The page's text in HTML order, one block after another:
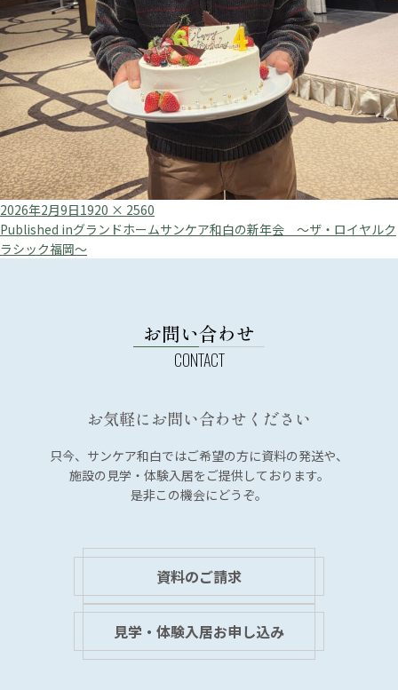
Posted
on
2026年2月9日Full
size
1920 × 2560
投
稿
Published inグランドホームサンケア和白の新年会 ～ザ・ロイヤルク
ラシック福岡～
お問い合わせ
お気軽にお問い合わせください
只今、サンケア和白ではご希望の方に資料の発送や、
施設の見学・体験入居をご提供しております。
是非この機会にどうぞ。
資料のご請求
見学・体験入居お申し込み